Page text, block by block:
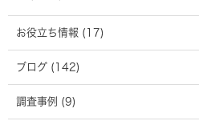
お役立ち情報 (17)
ブログ (142)
調査事例 (9)